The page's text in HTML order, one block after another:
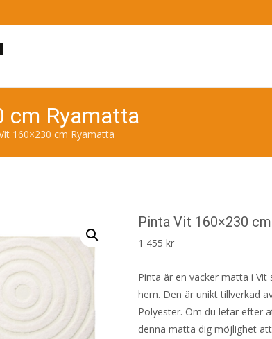
cm Ryamatta
160×230 cm Ryamatta
Pinta Vit 160×230
1 455kr
Pinta är en vacker matta i
hem. Den är unikt tillverkad
Polyester. Om du letar efter
denna matta dig möjlighet